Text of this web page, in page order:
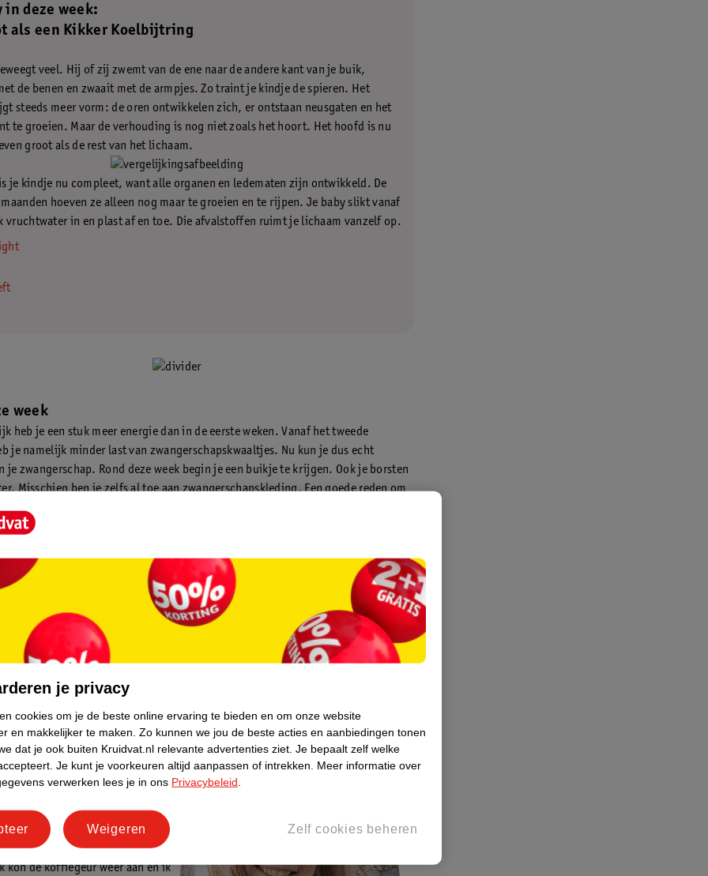
in deze week:
als een Kikker Koelbijtring
veel. Hij of zij zwemt van de ene naar de andere kant van je buik,
de benen en zwaait met de armpjes. Zo traint je kindje de spieren. Het
steeds meer vorm: de oren ontwikkelen zich, er ontstaan neusgaten en het
te groeien. Maar de verhouding is nog niet zoals het hoort. Het hoofd is nu
groot als de rest van het lichaam.
je kindje nu compleet, want alle organen en ledematen zijn ontwikkeld. De
hoeven ze alleen nog maar te groeien en te rijpen. Je baby slikt vanaf
vruchtwater in en plast af en toe. Die afvalstoffen ruimt je lichaam vanzelf op.
week
heb je een stuk meer energie dan in de eerste weken. Vanaf het tweede
je namelijk minder last van zwangerschapskwaaltjes. Nu kun je dus echt
je zwangerschap. Rond deze week begin je een buikje te krijgen. Ook je borsten
Misschien ben je zelfs al toe aan zwangerschapskleding. Een goede reden om
je je beter voelt!
vooral uit bloedplasma bestaat. Dat is nodig voor de groeiende baarmoeder
Om het extra bloed rond te pompen, slaat je hart nu 15 tot 20 keer vaker per
partner
eerste trimester is voorbij en je partner heeft meer energie. Tijd om alvast
te bedenken! Maak allebei een lijst met jongens- en meisjesnamen die je mooi
die met elkaar. Vergeet niet om na te denken over de achternaam: wordt het
die van je partner? De combinatie van de voor- en achternaam is ook belangrijk.
goed klinken en geen rare combinatie vormen.
vertelt–
opluchting en wat een verschil met
weken geleden. Ik had weer
kon de koffiegeur weer aan en ik
je privacy
cookies om je de beste online ervaring te bieden en om onze website
en makkelijker te maken. Zo kunnen we jou de beste acties en aanbiedingen tonen
dat je ook buiten Kruidvat.nl relevante advertenties ziet. Je bepaalt zelf welke
Je kunt je voorkeuren altijd aanpassen of intrekken.
Meer informatie over
verwerken lees je in ons Privacybeleid
Zelf cookies beheren
Weigeren